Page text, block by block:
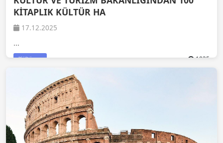
KİTAPLIK KÜLTÜR HA
17.12.2025
...
Kültür ve 1835